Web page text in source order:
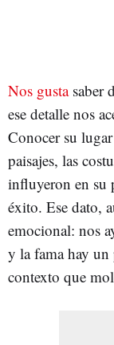
Nos gustasaber
ese detalle nos
Conocer su
paisajes, las
influyeron en su
éxito. Ese dato,
emocional: nos
y la fama hay
contexto que